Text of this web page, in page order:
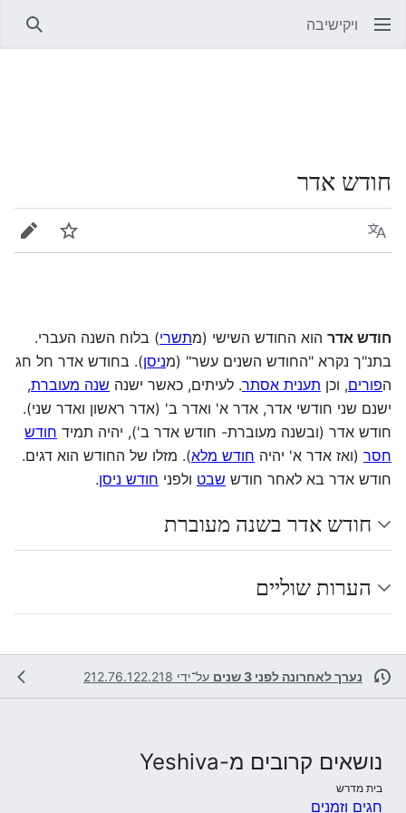
ויקישיבה
חודש אדר
שפה מעקב
חודש אדר הוא החודש השישי (מתשרי) בלוח השנה העברי.
בתנ"ך נקרא "החודש השנים עשר" (מניסן). בחודש אדר חל חג
הפורים, וכן תענית אסתר. לעיתים, כאשר ישנה שנה מעוברת,
ישנם שני חודשי אדר, אדר א' ואדר ב' (אדר ראשון ואדר שני).
חודש אדר (ובשנה מעוברת- חודש אדר ב'), יהיה תמיד חודש
חסר (ואז אדר א' יהיה חודש מלא). מזלו של החודש הוא דגים.
חודש אדר בא לאחר חודש שבט ולפני חודש ניסן.
חודש אדר בשנה מעוברת
הערות שוליים
נערך לאחרונה לפני 3 שנים על־ידי 212.76.122.218
נושאים קרובים מ-Yeshiva
בית מדרש
חגים וזמנים